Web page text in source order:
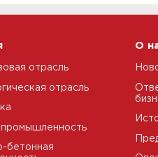
отрасль
отрасль
промышленность
бетонная
О